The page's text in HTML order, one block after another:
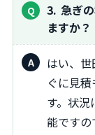
3 急ぎ
ますか？
はい、世田谷区空調サービスでは現地調査後す
ぐに見
す。状
能ですの